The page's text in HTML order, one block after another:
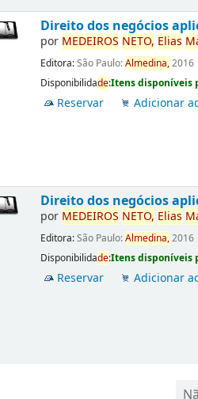
Direito dos negócios
por MEDEIROS NETO, Elias
Editora:São Paulo:Almedina,2016
Disponibilidade:Itens disponíveis
Reservar Adicionar
Direito dos negócios
por MEDEIROS NETO, Elias
Editora:São Paulo:Almedina,2016
Disponibilidade:Itens disponíveis
Reservar Adicionar